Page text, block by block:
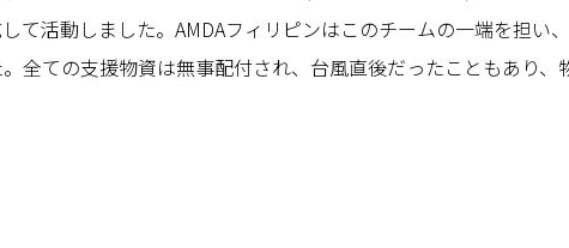
して活動しました。AMDAフィリピンはこのチームの一端を担
全ての支援物資は無事配付され、台風直後だったこともあり